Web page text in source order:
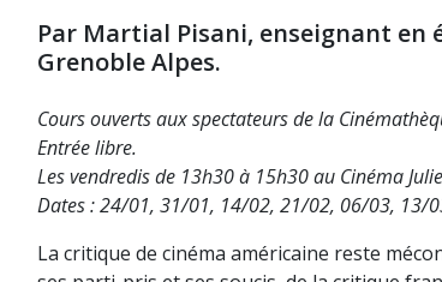
Par Martial Pisani, enseignant en
Grenoble Alpes.
Cours ouverts aux spectateurs de la
Entrée libre.
Les vendredis de 13h30 à 15h30 au Cinéma
Dates : 24/01, 31/01, 14/02, 21/02, 06/03,
La critique de cinéma américaine reste